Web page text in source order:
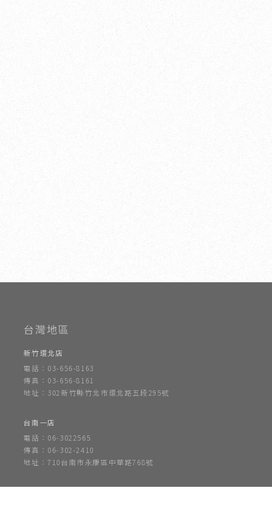
新竹環北店
電話：03-656-8163
傳真：03-656-8161
地址：302新竹縣竹北市環北路五段295號
台南一店
電話：06-3022565
傳真：06-302-2410
地址：710台南市永康區中華路768號